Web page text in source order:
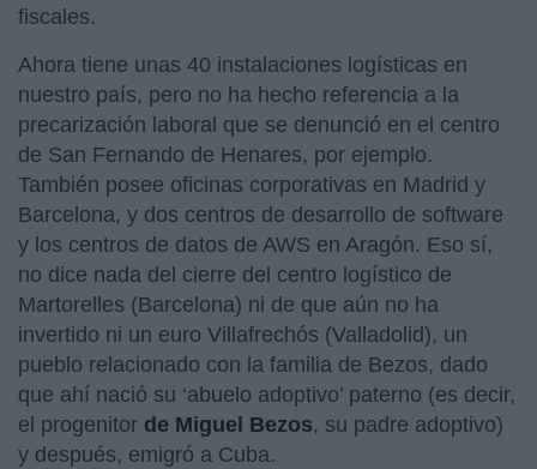
fiscales.
Ahora tiene unas 40 instalaciones logísticas en
nuestro país, pero no ha hecho referencia a la
precarización laboral que se denunció en el centro
de San Fernando de Henares, por ejemplo.
También posee oficinas corporativas en Madrid y
Barcelona, y dos centros de desarrollo de software
y los centros de datos de AWS en Aragón. Eso sí,
no dice nada del cierre del centro logístico de
Martorelles (Barcelona) ni de que aún no ha
invertido ni un euro Villafrechós (Valladolid), un
pueblo relacionado con la familia de Bezos, dado
que ahí nació su ‘abuelo adoptivo’ paterno (es decir,
el progenitor de Miguel Bezos, su padre adoptivo)
y después, emigró a Cuba.